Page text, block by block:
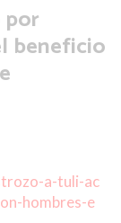
por
beneficio